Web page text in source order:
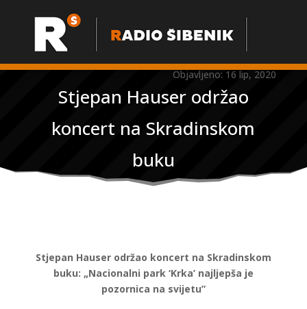
Objavljeno: 16 lip, 2020
Stjepan Hauser održao
koncert na Skradinskom
buku
Stjepan Hauser održao koncert na Skradinskom
buku: „Nacionalni park ‘Krka’ najljepša je
pozornica na svijetu”